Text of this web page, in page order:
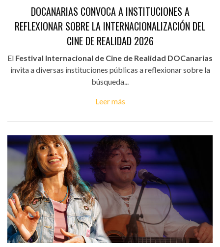
DOCANARIAS CONVOCA A INSTITUCIONES A
REFLEXIONAR SOBRE LA INTERNACIONALIZACIÓN DEL
CINE DE REALIDAD 2026
El Festival Internacional de Cine de Realidad DOCanarias
invita a diversas instituciones públicas a reflexionar sobre la
búsqueda...
Leer más